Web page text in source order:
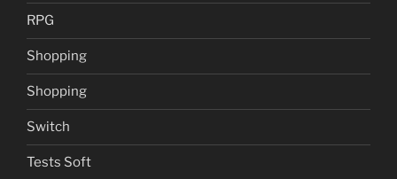
RPG
Shopping
Shopping
Switch
Tests Soft